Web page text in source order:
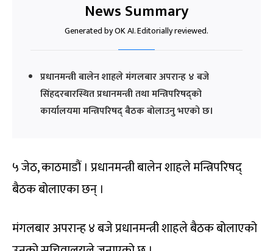
News Summary
Generated by OK AI. Editorially reviewed.
प्रधानमन्त्री बालेन शाहले मंगलबार अपरान्ह ४ बजे
सिंहदरबारस्थित प्रधानमन्त्री तथा मन्त्रिपरिषद्को
कार्यालयमा मन्त्रिपरिषद् बैठक बोलाउनु भएको छ।
५ जेठ, काठमाडौं । प्रधानमन्त्री बालेन शाहले मन्त्रिपरिषद्
बैठक बोलाएका छन् ।
मंगलबार अपरान्ह ४ बजे प्रधानमन्त्री शाहले बैठक बोलाएको